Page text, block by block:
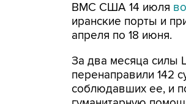
ВМС США 14 июля
иранские порты и
апреля по 18 июня.
За два месяца силы
перенаправили 142
соблюдавших ее, и